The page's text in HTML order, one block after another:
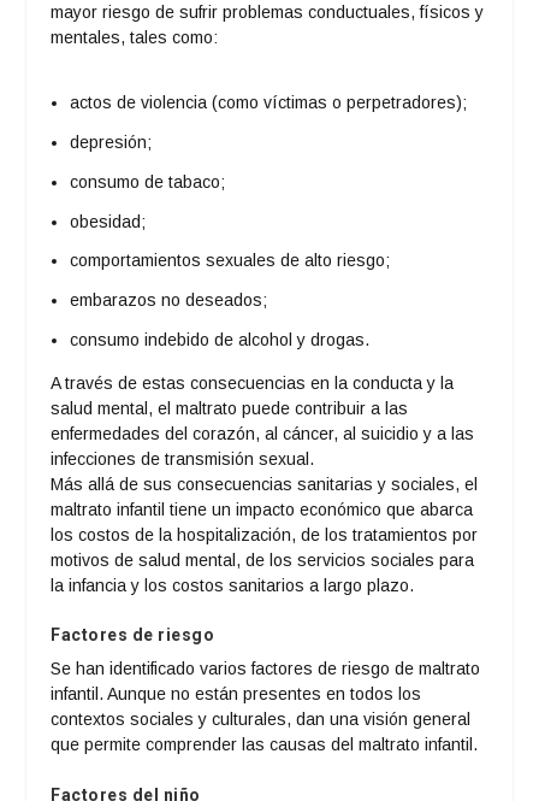
mayor riesgo de sufrir problemas conductuales, físicos y
mentales, tales como:
actos de violencia (como víctimas o perpetradores);
depresión;
consumo de tabaco;
obesidad;
comportamientos sexuales de alto riesgo;
embarazos no deseados;
consumo indebido de alcohol y drogas.
A través de estas consecuencias en la conducta y la
salud mental, el maltrato puede contribuir a las
enfermedades del corazón, al cáncer, al suicidio y a las
infecciones de transmisión sexual.
Más allá de sus consecuencias sanitarias y sociales, el
maltrato infantil tiene un impacto económico que abarca
los costos de la hospitalización, de los tratamientos por
motivos de salud mental, de los servicios sociales para
la infancia y los costos sanitarios a largo plazo.
Factores de riesgo
Se han identificado varios factores de riesgo de maltrato
infantil. Aunque no están presentes en todos los
contextos sociales y culturales, dan una visión general
que permite comprender las causas del maltrato infantil.
Factores del niño